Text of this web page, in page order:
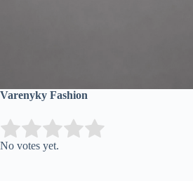
Varenyky Fashion
Rate this item:
No votes yet.